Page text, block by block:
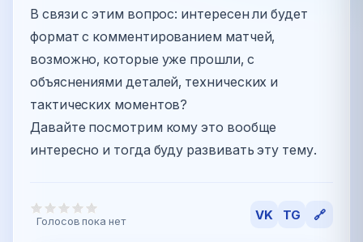
В связи с этим вопрос: интересен ли будет
формат с комментированием матчей,
возможно, которые уже прошли, с
объяснениями деталей, технических и
тактических моментов?
Давайте посмотрим кому это вообще
интересно и тогда буду развивать эту тему.
Голосов пока нет VK TG 🔗